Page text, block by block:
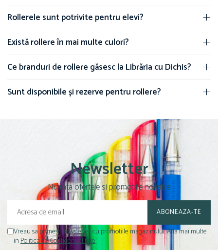
Rollerele sunt potrivite pentru elevi?
Există rollere în mai multe culori?
Ce branduri de rollere găsesc la Librăria cu Dichis?
Sunt disponibile și rezerve pentru rollere?
Newsletter
Nu rata ofertele si promotiile noastre
Vreau sa primesc newsletter cu promotiile magazinului. Afla mai multe
inPolitica de Confidentialitate